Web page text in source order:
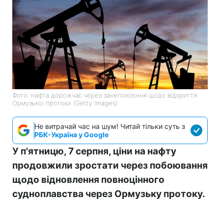
Фото: нафта дорожчає через занепокоєння щодо відкриття
Ормузької протоки (Getty Images)
Не витрачай час на шум! Читай тільки суть з
РБК-Україна у Google
У п'ятницю, 7 серпня, ціни на нафту
продовжили зростати через побоювання
щодо відновлення повноцінного
судноплавства через Ормузьку протоку.